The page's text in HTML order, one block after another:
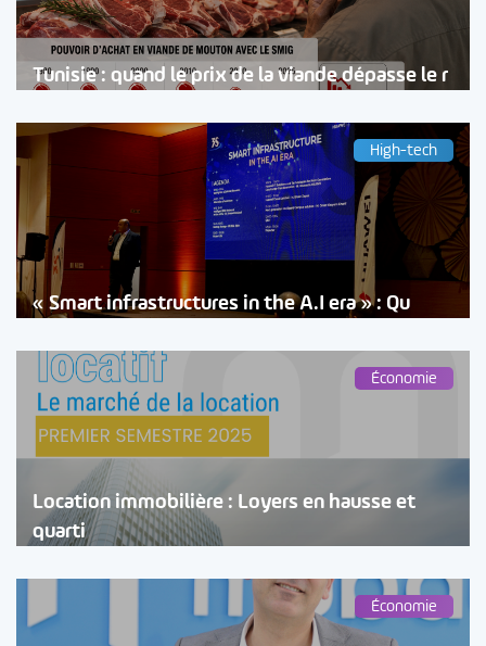
Tunisie : quand le prix de la viande dépasse le r
High-tech
« Smart infrastructures in the A.I era » : Qu
Économie
Location immobilière : Loyers en hausse et
quarti
Économie